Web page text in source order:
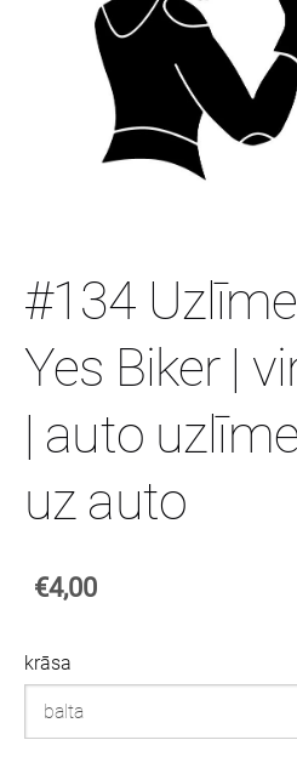
#134
Yes Biker |
| auto
uz auto
€4,00
krāsa